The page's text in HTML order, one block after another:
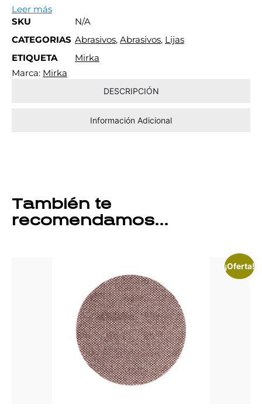
Leer más
SKU
N/A
CATEGORIAS Abrasivos, Abrasivos, Lijas
ETIQUETA
Mirka
Marca: Mirka
DESCRIPCIÓN
Información Adicional
También te
recomendamos…
¡Oferta!